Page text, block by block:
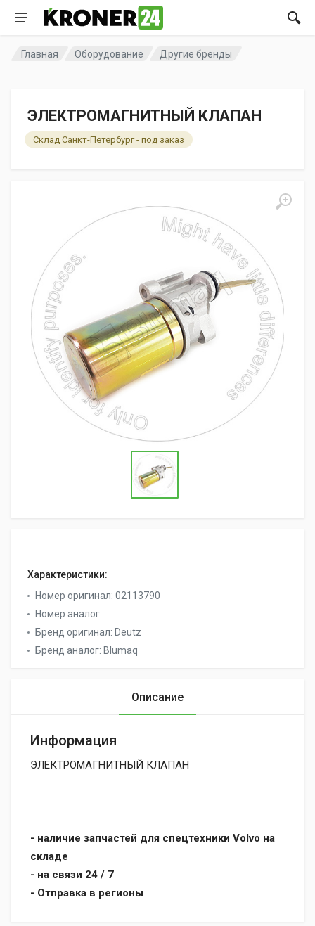
Главная Оборудование Другие бренды
ЭЛЕКТРОМАГНИТНЫЙ КЛАПАН
Склад Санкт-Петербург - под заказ
Характеристики:
Номер оригинал: 02113790
Номер аналог:
Бренд оригинал: Deutz
Бренд аналог: Blumaq
Описание
Информация
ЭЛЕКТРОМАГНИТНЫЙ КЛАПАН
- наличие запчастей для спецтехники Volvo на
складе
- на связи 24 / 7
- Отправка в регионы